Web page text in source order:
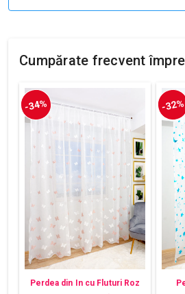
Cumpărate frecvent
-34%
Perdea din In cu Fluturi Roz
-32%